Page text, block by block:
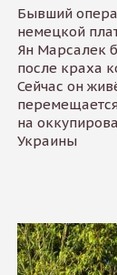
Бывший
немецкой
Ян Марсалек
после краха
Сейчас он
на
Украины